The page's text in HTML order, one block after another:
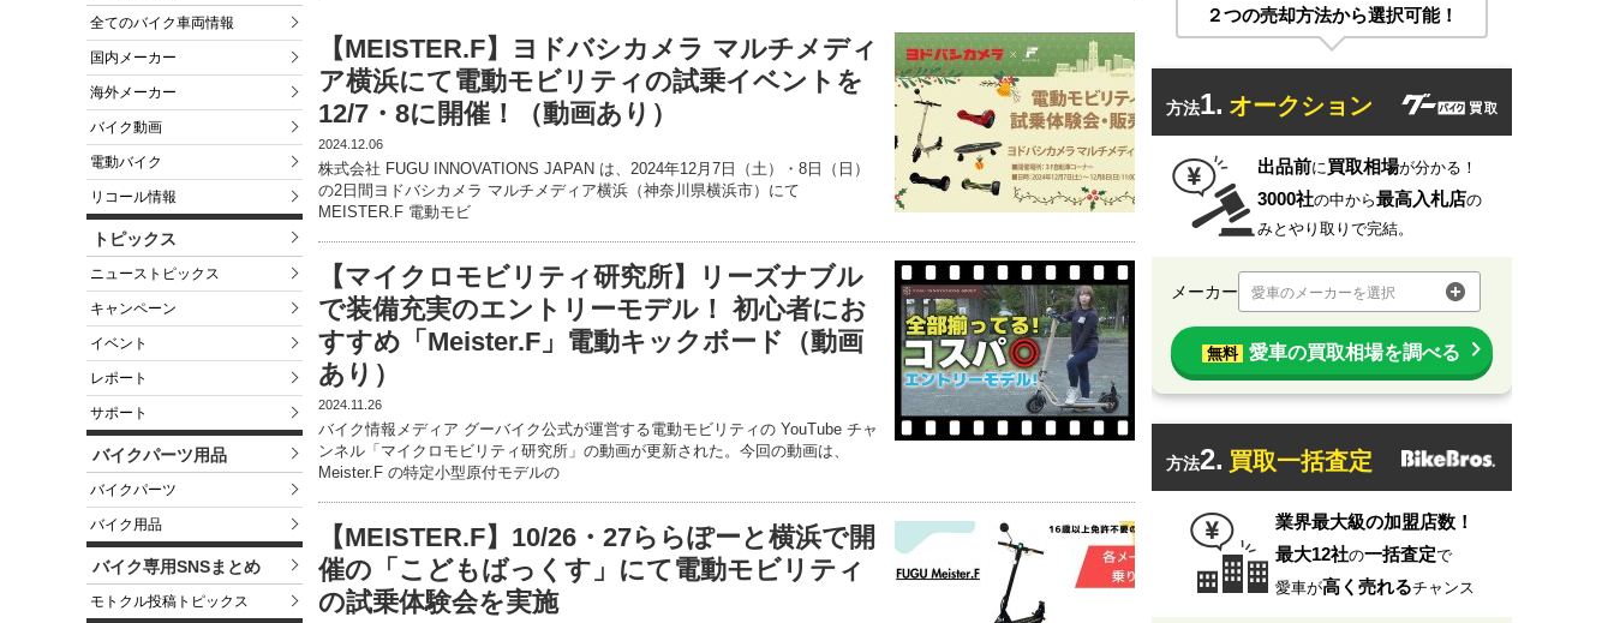
全てのバイク車両情報
国内メーカー
海外メーカー
バイク動画
電動バイク
リコール情報
トピックス
ニューストピックス
キャンペーン
イベント
レポート
サポート
バイクパーツ用品
バイクパーツ
バイク用品
バイク専用SNSまとめ
モトクル投稿トピックス
【MEISTER.F】ヨドバシカメラ マルチメディ
ア横浜にて電動モビリティの試乗イベントを
12/7・8に開催！（動画あり）
2024.12.06
株式会社 FUGU INNOVATIONS JAPAN は、2024年12月7日（土）・8日（日）
の2日間ヨドバシカメラ マルチメディア横浜（神奈川県横浜市）にて
MEISTER.F 電動モビ
【マイクロモビリティ研究所】リーズナブル
で装備充実のエントリーモデル！ 初心者にお
すすめ「Meister.F」電動キックボード（動画
あり）
2024.11.26
バイク情報メディア グーバイク公式が運営する電動モビリティの YouTube チャ
ンネル「マイクロモビリティ研究所」の動画が更新された。今回の動画は、
Meister.F の特定小型原付モデルの
【MEISTER.F】10/26・27ららぽーと横浜で開
催の「こどもばっくす」にて電動モビリティ
の試乗体験会を実施
２つの売却方法から選択可能！
方法1. オークション
出品前に買取相場が分かる！
3000社の中から最高入札店の
みとやり取りで完結。
メーカー 愛車のメーカーを選択
無料 愛車の買取相場を調べる
方法2. 買取一括査定
業界最大級の加盟店数！
最大12社の一括査定で
愛車が高く売れるチャンス